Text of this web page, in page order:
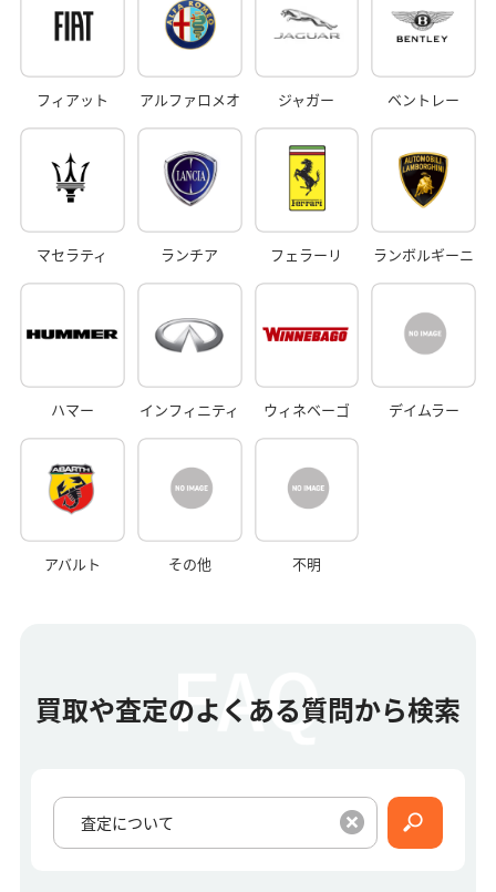
フィアット アルファロメオ ジャガー ベントレー
マセラティ ランチア フェラーリ ランボルギーニ
ハマー インフィニティ ウィネベーゴ デイムラー
アバルト その他 不明
買取や査定のよくある質問から検索